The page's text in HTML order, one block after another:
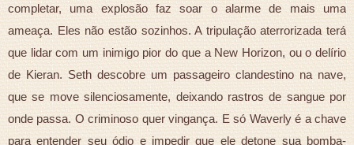
completar, uma explosão faz soar o alarme de mais uma
ameaça. Eles não estão sozinhos. A tripulação aterrorizada terá
que lidar com um inimigo pior do que a New Horizon, ou o delírio
de Kieran. Seth descobre um passageiro clandestino na nave,
que se move silenciosamente, deixando rastros de sangue por
onde passa. O criminoso quer vingança. E só Waverly é a chave
para entender seu ódio e impedir que ele detone sua bomba-